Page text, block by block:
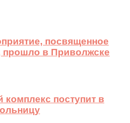
посвященное
в Приволжске
поступит в